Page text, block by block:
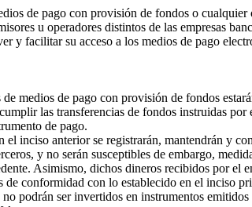
de pago con provisión de fondos o
u operadores distintos de las empresas
y facilitar su acceso a los medios de pago
medios de pago con provisión de fondos
las transferencias de fondos instruidas
de pago.
inciso anterior se registrarán, mantendrán y
y no serán susceptibles de embargo,
Asimismo, dichos dineros recibidos por el
conformidad con lo establecido en el inciso
podrán ser invertidos en instrumentos